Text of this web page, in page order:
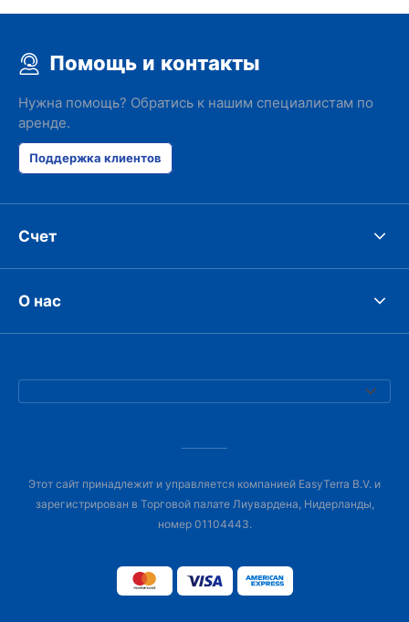
Помощь и контакты
Нужна помощь? Обратись к нашим специалистам по
аренде.
Поддержка клиентов
Счет
О нас
Этот сайт принадлежит и управляется компанией EasyTerra B.V. и
зарегистрирован в Торговой палате Лиувардена, Нидерланды,
номер 01104443.